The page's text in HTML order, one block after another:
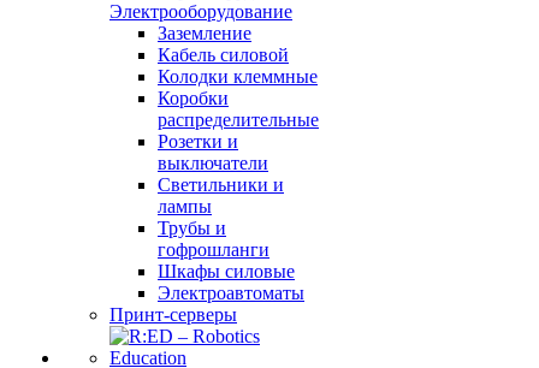
Электрооборудование
Заземление
Кабель силовой
Колодки клеммные
Коробки
распределительные
Розетки и
выключатели
Светильники и
лампы
Трубы и
гофрошланги
Шкафы силовые
Электроавтоматы
Принт-серверы